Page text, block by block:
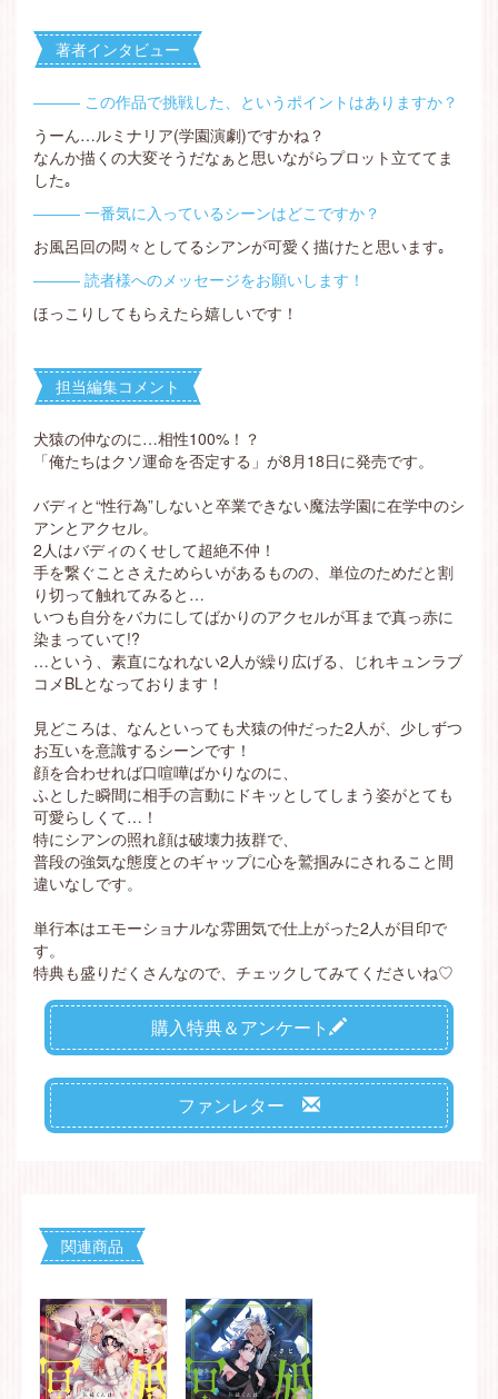
著者インタビュー
――― この作品で挑戦した、というポイントはありますか？
うーん…ルミナリア(学園演劇)ですかね？
なんか描くの大変そうだなぁと思いながらプロット立ててま
した｡
――― 一番気に入っているシーンはどこですか？
お風呂回の悶々としてるシアンが可愛く描けたと思います｡
――― 読者様へのメッセージをお願いします！
ほっこりしてもらえたら嬉しいです！
担当編集コメント
犬猿の仲なのに…相性100%！？
「俺たちはクソ運命を否定する」が8月18日に発売です。
バディと“性行為”しないと卒業できない魔法学園に在学中のシ
アンとアクセル。
2人はバディのくせして超絶不仲！
手を繋ぐことさえためらいがあるものの、単位のためだと割
り切って触れてみると…
いつも自分をバカにしてばかりのアクセルが耳まで真っ赤に
染まっていて!?
…という、素直になれない2人が繰り広げる、じれキュンラブ
コメBLとなっております！
見どころは、なんといっても犬猿の仲だった2人が、少しずつ
お互いを意識するシーンです！
顔を合わせれば口喧嘩ばかりなのに、
ふとした瞬間に相手の言動にドキッとしてしまう姿がとても
可愛らしくて…！
特にシアンの照れ顔は破壊力抜群で、
普段の強気な態度とのギャップに心を鷲掴みにされること間
違いなしです。
単行本はエモーショナルな雰囲気で仕上がった2人が目印で
す。
特典も盛りだくさんなので、チェックしてみてくださいね♡
購入特典＆アンケート
ファンレター
関連商品